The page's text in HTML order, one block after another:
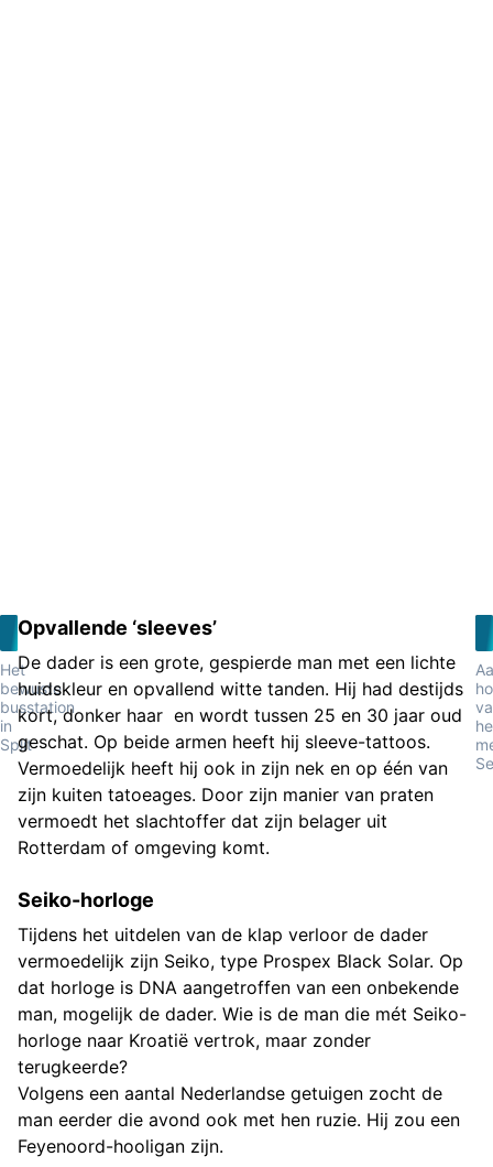
Het
bewuste
busstation
in
Split
Opvallende ‘sleeves’
De dader is een grote, gespierde man met een lichte
huidskleur en opvallend witte tanden. Hij had destijds
kort, donker haar en wordt tussen 25 en 30 jaar oud
geschat. Op beide armen heeft hij sleeve-tattoos.
Vermoedelijk heeft hij ook in zijn nek en op één van
zijn kuiten tatoeages. Door zijn manier van praten
vermoedt het slachtoffer dat zijn belager uit
Rotterdam of omgeving komt.
Seiko-horloge
Tijdens het uitdelen van de klap verloor de dader
vermoedelijk zijn Seiko, type Prospex Black Solar. Op
dat horloge is DNA aangetroffen van een onbekende
man, mogelijk de dader. Wie is de man die mét Seiko-
horloge naar Kroatië vertrok, maar zonder
terugkeerde?
Volgens een aantal Nederlandse getuigen zocht de
man eerder die avond ook met hen ruzie. Hij zou een
Feyenoord-hooligan zijn.